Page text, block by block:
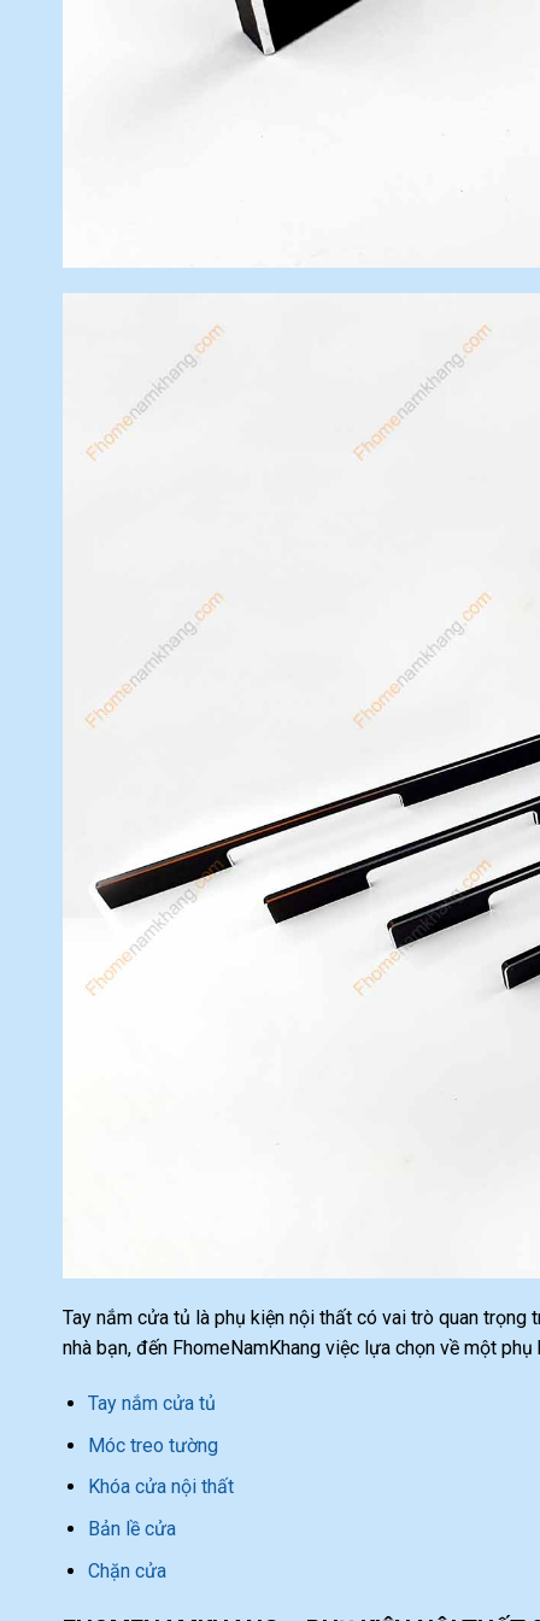
Tay nắm cửa tủ là phụ kiện nội thất có vai trò quan
nhà bạn, đến FhomeNamKhang việc lựa chọn về một
Tay nắm cửa tủ
Móc treo tường
Khóa cửa nội thất
Bản lề cửa
Chặn cửa